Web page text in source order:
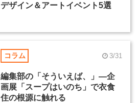
デザイン＆アートイベント5選
コラム 3/31
編集部の「そういえば、」―企
画展「スープはいのち」で衣食
住の根源に触れる